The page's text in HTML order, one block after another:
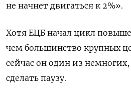
не начнет двигаться к 2%».
Хотя ЕЦБ начал цикл
чем большинство крупных
сейчас он один из
сделать паузу.